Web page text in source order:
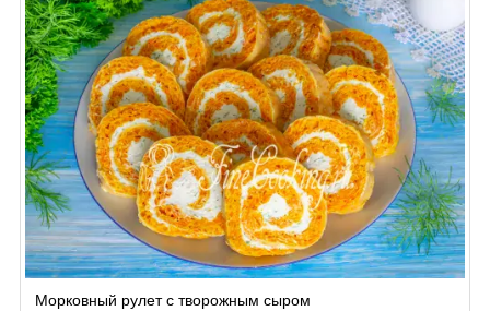
Морковный рулет с творожным сыром